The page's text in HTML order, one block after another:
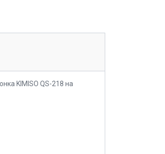
KIMISO QS-218 на